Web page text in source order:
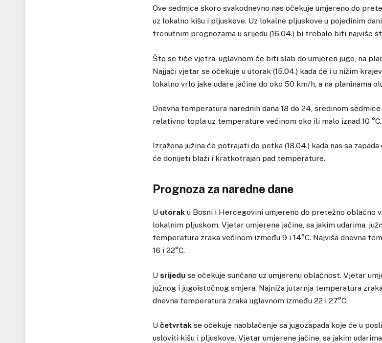
Ove sedmice skoro svakodnevno nas očekuje umjereno do
uz lokalno kišu i pljuskove. Uz lokalne pljuskove u pojedinim
trenutnim prognozama u srijedu (16.04.) bi trebalo biti najviše
Što se tiče vjetra, uglavnom će biti slab do umjeren jugo, na
Najjači vjetar se očekuje u utorak (15.04.) kada će i u nižim
lokalno vrlo jake udare jačine do oko 50 km/h, a na planinama
Dnevna temperatura narednih dana 18 do 24, sredinom
relativno topla uz temperature većinom oko ili malo iznad 10 °C.
Izražena južina će potrajati do petka (18.04.) kada nas sa
će donijeti blaži i kratkotrajan pad temperature.
Prognoza za naredne dane
U utorak u Bosni i Hercegovini umjereno do pretežno oblačno
lokalnim pljuskom. Vjetar umjerene jačine, sa jakim udarima,
temperatura zraka većinom između 9 i 14°C. Najviša dnevna
16 i 22°C.
U srijedu se očekuje sunčano uz umjerenu oblačnost. Vjetar
južnog i jugoistočnog smjera. Najniža jutarnja temperatura
dnevna temperatura zraka uglavnom između 22 i 27°C.
U četvrtak se očekuje naoblačenje sa jugozapada koje će u
usloviti kišu i pljuskove. Vjetar umjerene jačine, sa jakim